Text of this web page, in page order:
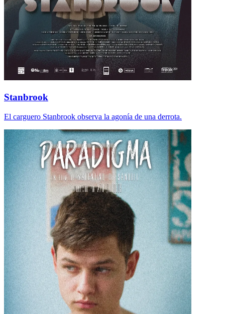
Stanbrook
El carguero Stanbrook observa la agonía de una derrota.